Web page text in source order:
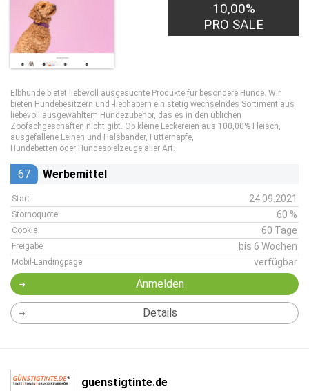
10,00%
PRO SALE
Elbhunde bietet liebevoll ausgesuchte Produkte für besondere Hunde. Wir
bieten Hundebesitzern und -liebhabern ein stetig wechselndes Sortiment aus
liebevoll ausgewähltem Hundezubehör, das es in den üblichen
Zoofachgeschäften nicht gibt. Ob kleine Leckereien aus 100,00% Fleisch,
ausgefallene Leinen und Halsbänder, Futternäpfe,
Hundebetten oder Hundespielzeuge aller Art.
67 Werbemittel
Start 24.09.2021
Stornoquote 60 %
Cookie 60 Tage
Freigabe bis 6 Wochen
Mobil-Landingpage verfügbar
Anmelden
Details
guenstigtinte.de